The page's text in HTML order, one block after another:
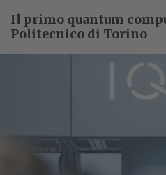
Il primo quantum
Politecnico di Torino